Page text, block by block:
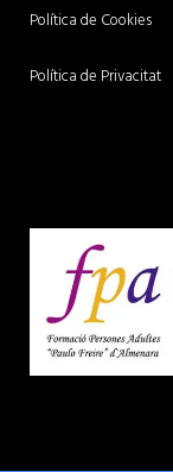
Política de Cookies
Política de Privacitat